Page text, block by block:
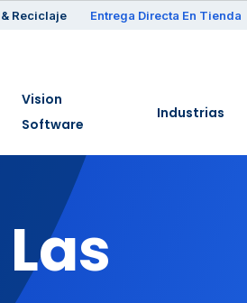
Reciclaje Entrega Directa En Tienda
Vision
Software
Industrias